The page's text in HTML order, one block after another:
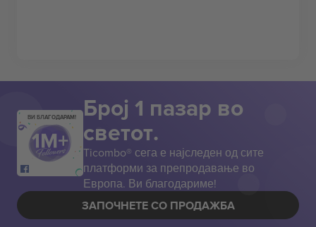
ВИ БЛАГОДАРАМ! Број 1 пазар во
светот.
Ticombo® сега е најследен од сите
платформи за препродавање во
Европа. Ви благодариме!
ЗАПОЧНЕТЕ СО ПРОДАЖБА